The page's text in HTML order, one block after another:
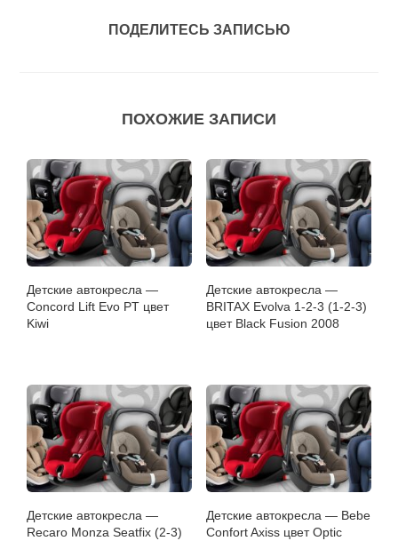
ПОДЕЛИТЕСЬ ЗАПИСЬЮ
ПОХОЖИЕ ЗАПИСИ
Детские автокресла —
Concord Lift Evo PT цвет
Kiwi
Детские автокресла —
BRITAX Evolva 1-2-3 (1-2-3)
цвет Black Fusion 2008
Детские автокресла —
Recaro Monza Seatfix (2-3)
Детские автокресла — Bebe
Confort Axiss цвет Optic